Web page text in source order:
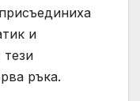
и
тези
ръка.